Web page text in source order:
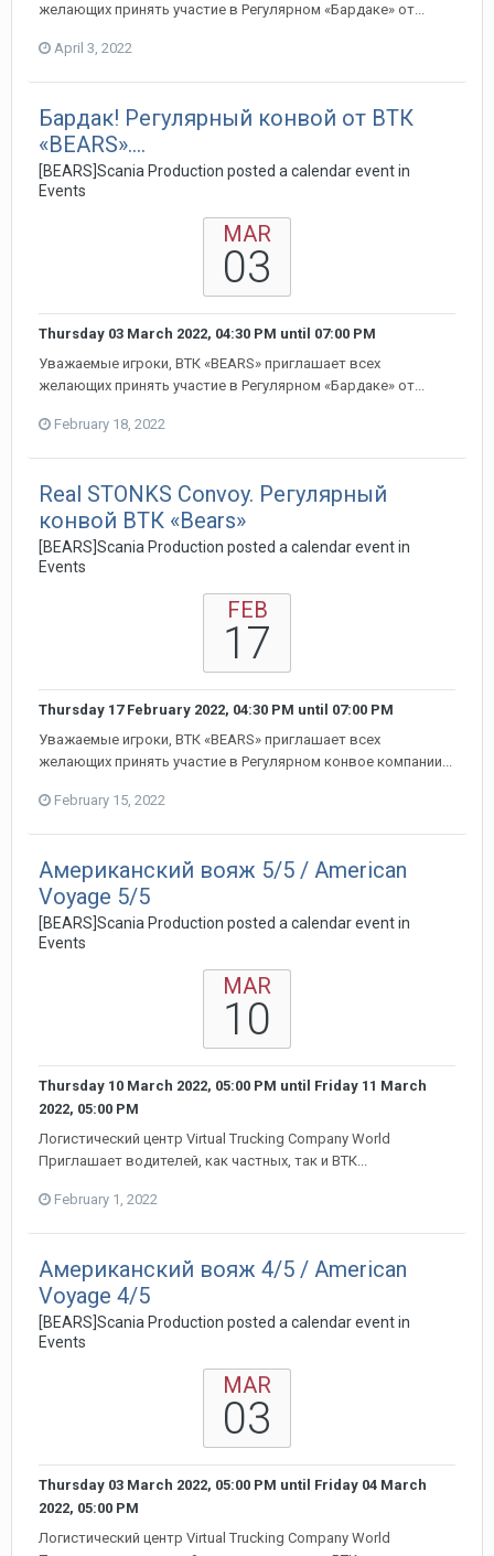
желающих принять участие в Регулярном «Бардаке» от...
April 3, 2022
Бардак! Регулярный конвой от ВТК
«BEARS»....
[BEARS]Scania Production posted a calendar event in
Events
MAR
03
Thursday 03 March 2022, 04:30 PM until 07:00 PM
Уважаемые игроки, ВТК «BEARS» приглашает всех
желающих принять участие в Регулярном «Бардаке» от...
February 18, 2022
Real STONKS Convoy. Регулярный
конвой ВТК «Bears»
[BEARS]Scania Production posted a calendar event in
Events
FEB
17
Thursday 17 February 2022, 04:30 PM until 07:00 PM
Уважаемые игроки, ВТК «BEARS» приглашает всех
желающих принять участие в Регулярном конвое компании...
February 15, 2022
Американский вояж 5/5 / American
Voyage 5/5
[BEARS]Scania Production posted a calendar event in
Events
MAR
10
Thursday 10 March 2022, 05:00 PM until Friday 11 March
2022, 05:00 PM
Логистический центр Virtual Trucking Company World
Приглашает водителей, как частных, так и ВТК...
February 1, 2022
Американский вояж 4/5 / American
Voyage 4/5
[BEARS]Scania Production posted a calendar event in
Events
MAR
03
Thursday 03 March 2022, 05:00 PM until Friday 04 March
2022, 05:00 PM
Логистический центр Virtual Trucking Company World